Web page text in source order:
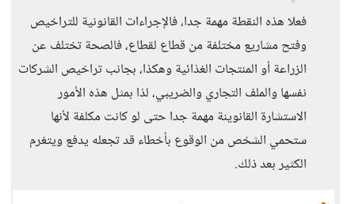
فعلا هذه النقطة مهمة جدا، فالإجراءات القانونية للتراخيص
وفتح مشاريع مختلفة من قطاع لقطاع، فالصحة تختلف عن
الزراعة أو المنتجات الغذائية وهكذا، بجانب تراخيص الشركات
نفسها والملف التجاري والضريبي، لذا بمثل هذه الأمور
الاستشارة القانوينة مهمة جدا حتى لو كانت مكلفة لأنها
ستحمي الشخص من الوقوع بأخطاء قد تجعله يدفع ويتغرم
الكثير بعد ذلك.